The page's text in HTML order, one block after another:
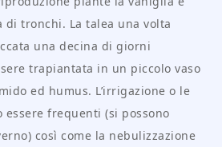
tronchi. La talea una volta
una decina di giorni
trapiantata in un piccolo vaso
ed humus. L’irrigazione o le
frequenti (si possono
così come la nebulizzazione